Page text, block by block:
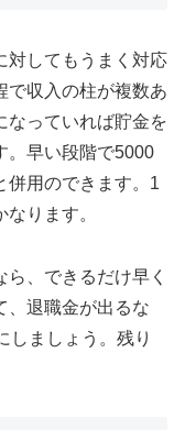
対してもうまく対応
で収入の柱が複数あ
なっていれば貯金を
。早い段階で5000
併用のできます。1
ります。
、できるだけ早く
、退職金が出るな
しましょう。残り